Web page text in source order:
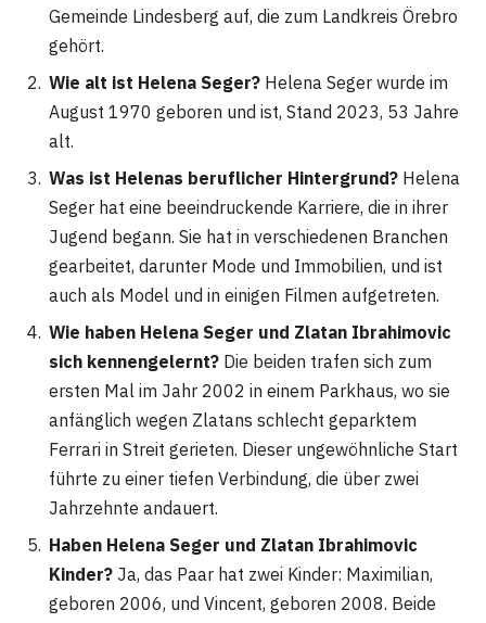
Gemeinde Lindesberg auf, die zum Landkreis Örebro
gehört​​.
Wie alt ist Helena Seger? Helena Seger wurde im
August 1970 geboren und ist, Stand 2023, 53 Jahre
alt​​.
Was ist Helenas beruflicher Hintergrund? Helena
Seger hat eine beeindruckende Karriere, die in ihrer
Jugend begann. Sie hat in verschiedenen Branchen
gearbeitet, darunter Mode und Immobilien, und ist
auch als Model und in einigen Filmen aufgetreten​​.
Wie haben Helena Seger und Zlatan Ibrahimovic
sich kennengelernt? Die beiden trafen sich zum
ersten Mal im Jahr 2002 in einem Parkhaus, wo sie
anfänglich wegen Zlatans schlecht geparktem
Ferrari in Streit gerieten. Dieser ungewöhnliche Start
führte zu einer tiefen Verbindung, die über zwei
Jahrzehnte andauert​​.
Haben Helena Seger und Zlatan Ibrahimovic
Kinder? Ja, das Paar hat zwei Kinder: Maximilian,
geboren 2006, und Vincent, geboren 2008. Beide